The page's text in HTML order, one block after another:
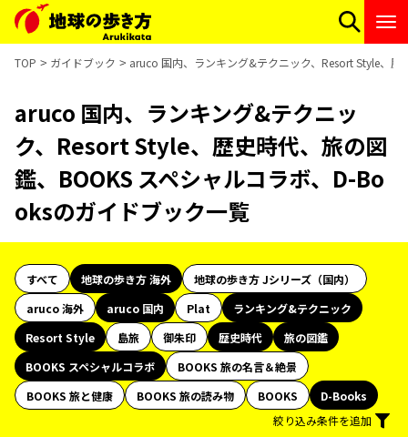
TOP ガイドブック aruco 国内、ランキング&テクニック、Resort Style、
aruco 国内、ランキング&テクニッ
ク、Resort Style、歴史時代、旅の図
鑑、BOOKS スペシャルコラボ、D-Bo
oksのガイドブック一覧
すべて 地球の歩き方 海外
地球の歩き方 Jシリーズ（国内）
aruco 海外
aruco 国内 Plat
ランキング&テクニック
Resort Style
島旅 御朱印 歴史時代
旅の図鑑
BOOKS スペシャルコラボ
BOOKS 旅の名言＆絶景
BOOKS 旅と健康
BOOKS 旅の読み物 BOOKS
D-Books
絞り込み条件を追加